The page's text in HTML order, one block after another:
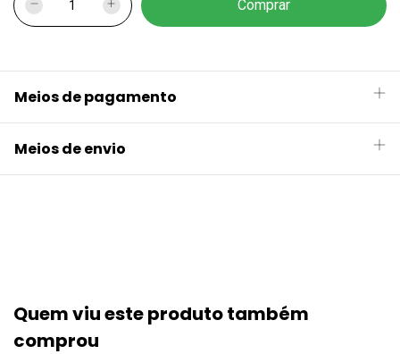
Meios de pagamento
Meios de envio
Quem viu este produto também
comprou